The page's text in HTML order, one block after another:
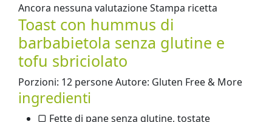
Ancora nessuna valutazione Stampa ricetta
Toast con hummus di
barbabietola senza glutine e
tofu sbriciolato
Porzioni: 12 persone Autore: Gluten Free & More
ingredienti
▢ Fette di pane senza glutine, tostate